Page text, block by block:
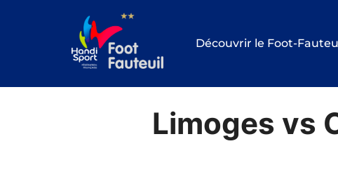
Découvrir le Foot-
Limoges vs